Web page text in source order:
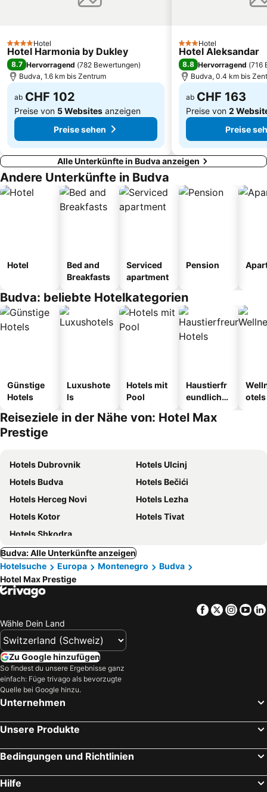
4 SterneHotel
Hotel Harmonia by Dukley
8.7 Hervorragend (782 Bewertungen)
Budva, 1.6 km bis Zentrum
ab CHF 102
Preise von 5 Websites anzeigen
Preise sehen
3 Sterne
Hotel
Hotel Aleksandar
8.8 Hervorragend (716
Budva, 0.4 km bis
ab CHF 163
Preise von 2
Preise
Alle Unterkünfte in Budva anzeigen
Andere Unterkünfte in Budva
Hotel
Bed and
Breakfasts
Serviced
apartment
Pension
Budva: beliebte Hotelkategorien
Günstige
Hotels
Luxushote
ls
Hotels mit
Pool
Haustierfr
eundliche
otels
Reiseziele in der Nähe von: Hotel Max
Prestige
Hotels Dubrovnik
Hotels Ulcinj
Hotels Budva
Hotels Bečići
Hotels Herceg Novi
Hotels Lezha
Hotels Kotor
Hotels Tivat
Hotels Shkodra
Budva: Alle Unterkünfte anzeigen
Hotelsuche
Europa Montenegro
Budva
Hotel Max Prestige
Facebook
Twitter
Wähle Dein Land
Zu Google hinzufügen
So findest du unsere Ergebnisse ganz
einfach: Füge trivago als bevorzugte
Quelle bei Google hinzu.
Unternehmen
Unsere Produkte
Bedingungen und Richtlinien
Hilfe